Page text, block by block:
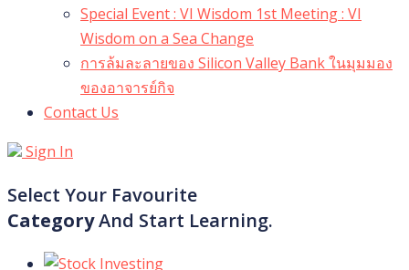
Special Event : VI Wisdom 1st Meeting : VI
Wisdom on a Sea Change
การล้มละลายของ Silicon Valley Bank ในมุมมอง
ของอาจารย์กิจ
Contact Us
Sign In
Select Your Favourite
CategoryAnd Start Learning.